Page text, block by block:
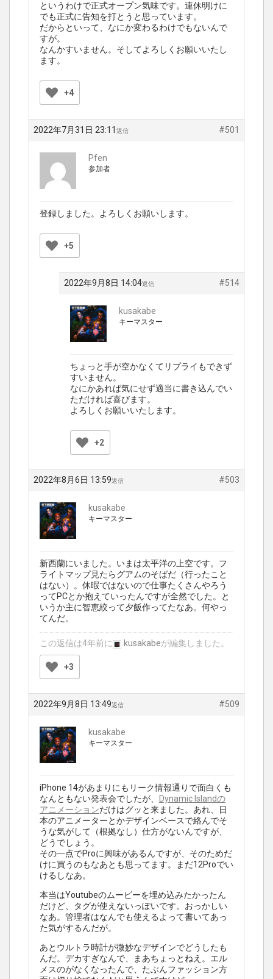
というわけで正式オープン気味です。連休明けに
でも正式に告知を打とうと思っています。
だからといって、なにか変わるわけでもないんで
すが。
なんかすいません。そしてよろしくお願いいたし
ます。
+4
2022年7月31日 23:11 #501
返信
Pfen
参加者
登録しました。よろしくお願いします。
+5
2022年9月8日 14:04 #514
返信
kusakabe
キーマスター
ちょっと手が空かなくてリプライもできず
すいません。
なにかあれば気にせず適当に書き込んでい
ただければ喜びます。
よろしくお願いいたします。
+2
2022年8月6日 13:59 #503
返信
kusakabe
キーマスター
新西蘭にいました。いまは太平洋の上空です。フ
ライトマップ見たらグアムのそばだ（行ったこと
はない）。休暇ではないので仕事たくさんやろう
ってPCとか抱えていったんですが全然でした。と
いうか主に智恵絞って夕飯作ってたなあ。何やっ
てんだ。
この返信は4年前に kusakabeが編集しました。
+3
2022年9月8日 13:49 #509
返信
kusakabe
キーマスター
iPhone 14があまりにもリーク情報通りで面白くも
なんともない発表会でしたが、
Dynamic Islandの
アニメーションだけはグッと来ました。あれ、日
本のアニメーターとかデザインベースで絡んでそ
うな気がして（根拠なし）仕方がないんですが、
どうでしょう。
その一点でProに興味があるんですが、そのためだ
けに買うのもなあとも思ってます。まだ12Proでい
けるしなあ。
本当はYoutubeのムービーを埋め込みたかったん
だけど、タグが使えないっぽいです。おっかしい
なあ。管理者はなんでも使えるよって書いてあっ
た気がするんだが。
あとウルトラ時計が微妙なデザインでどうしたも
んだ。デカすぎなんで、まあちょっとねえ。エル
メスのがなくなったんで、たぶんファッション方